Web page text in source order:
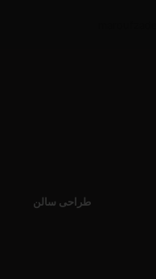
طراحی سالن